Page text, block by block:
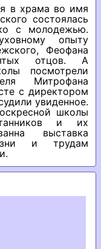
в храма во имя
состоялась
с молодежью.
опыту
Феофана
отцов. А
посмотрели
Митрофана
с директором
увиденное.
школы
и их
выставка
и трудам